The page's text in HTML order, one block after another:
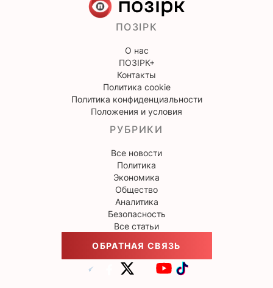
ПОЗІРК
О нас
ПОЗІРК+
Контакты
Политика cookie
Политика конфиденциальности
Положения и условия
РУБРИКИ
Все новости
Политика
Экономика
Общество
Аналитика
Безопасность
Все статьи
ОБРАТНАЯ СВЯЗЬ